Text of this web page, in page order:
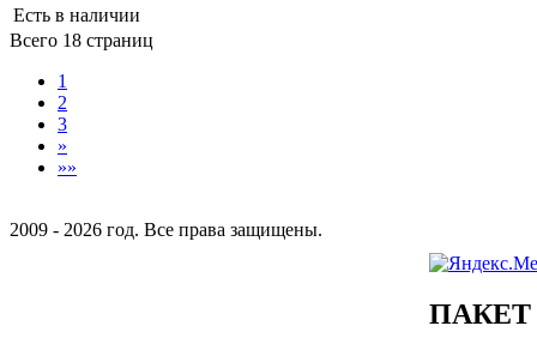
Есть в наличии
Всего 18 страниц
1
2
3
»
»»
2009 - 2026 год. Все права защищены.